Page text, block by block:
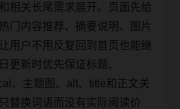
相关长尾需求展开。页面先给
门内容推荐、摘要说明、图片
用户不用反复回到首页也能继
更新时优先保证标题、
、主题图、alt、title和正文关
替换词语而没有实际阅读价